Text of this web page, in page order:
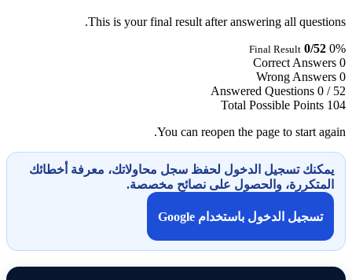
This is your final result after answering all questions.
Final Result 0/52 0%
Correct Answers 0
Wrong Answers 0
Answered Questions 0 / 52
Total Possible Points
104
You can reopen the page to start again.
يمكنك تسجيل الدخول لحفظ سجل محاولاتك، معرفة أخطائك
المتكررة، والحصول على نصائح مخصصة.
تسجيل الدخول باستخدام Google